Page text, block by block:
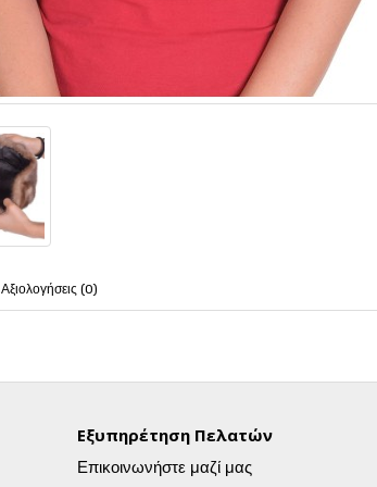
Αξιολογήσεις (0)
Εξυπηρέτηση Πελατών
Επικοινωνήστε μαζί μας